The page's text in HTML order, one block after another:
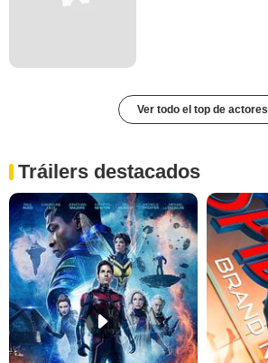
Ver todo el top de actores
Tráilers destacados